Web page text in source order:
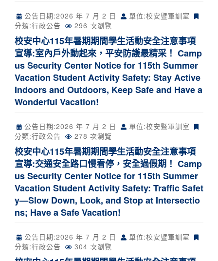
公告日期:2026 年 7 月 2 日
單位:校安暨軍訓室
分類:行政公告 296 次瀏覽
校安中心115年暑期期間學生活動安全注意事項
宣導:室內戶外動起來，平安防護最精采！ Camp
us Security Center Notice for 115th Summer
Vacation Student Activity Safety: Stay Active
Indoors and Outdoors, Keep Safe and Have a
Wonderful Vacation!
公告日期:2026 年 7 月 2 日
單位:校安暨軍訓室
分類:行政公告 278 次瀏覽
校安中心115年暑期期間學生活動安全注意事項
宣導:交通安全路口慢看停，安全過假期！ Camp
us Security Center Notice for 115th Summer
Vacation Student Activity Safety: Traffic Safet
y—Slow Down, Look, and Stop at Intersectio
ns; Have a Safe Vacation!
公告日期:2026 年 7 月 2 日
單位:校安暨軍訓室
分類:行政公告 304 次瀏覽